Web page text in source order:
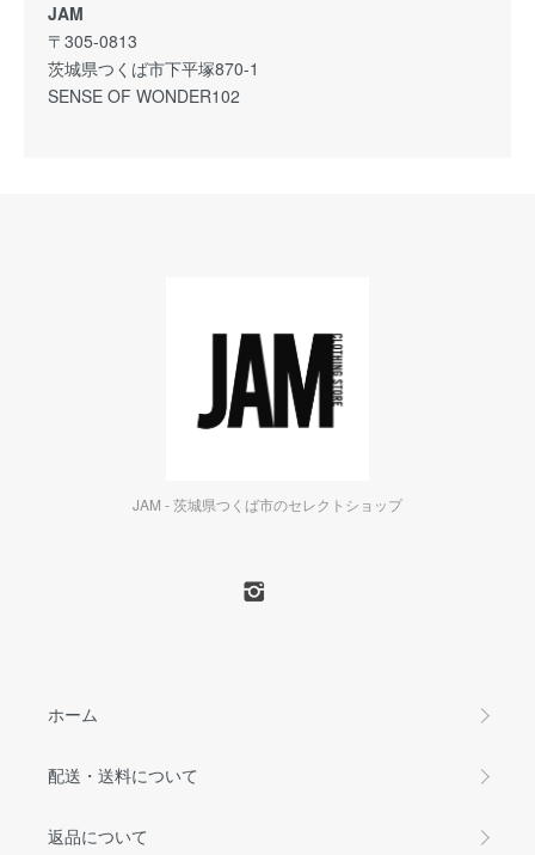
JAM
〒305-0813
茨城県つくば市下平塚870-1
SENSE OF WONDER102
JAM - 茨城県つくば市のセレクトショップ
ホーム
配送・送料について
返品について